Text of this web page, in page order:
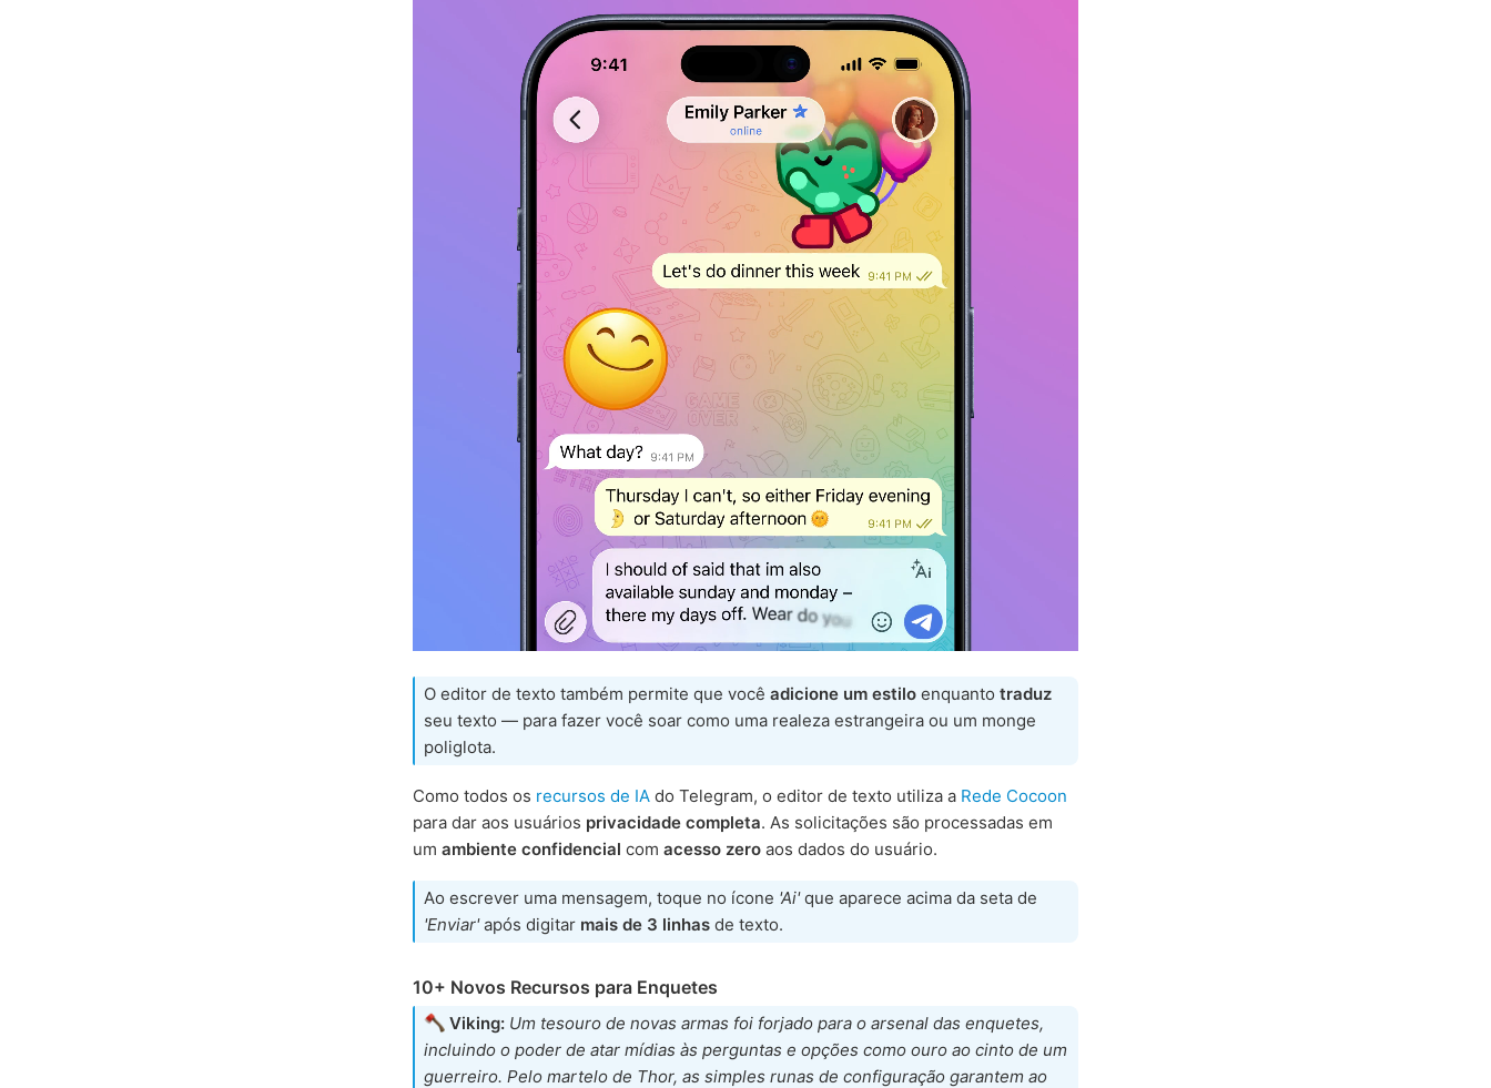
O editor de texto também permite que você adicione um estilo enquanto traduz
seu texto — para fazer você soar como uma realeza estrangeira ou um monge
poliglota.
Como todos os recursos de IA do Telegram, o editor de texto utiliza a Rede Cocoon
para dar aos usuários privacidade completa. As solicitações são processadas em
um ambiente confidencial com acesso zero aos dados do usuário.
Ao escrever uma mensagem, toque no ícone 'Ai'que aparece acima da seta de
'Enviar'após digitar mais de 3 linhas de texto.
10+ Novos Recursos para Enquetes
Viking: Um tesouro de novas armas foi forjado para o arsenal das enquetes,
incluindo o poder de atar mídias às perguntas e opções como ouro ao cinto de um
guerreiro. Pelo martelo de Thor, as simples runas de configuração garantem ao